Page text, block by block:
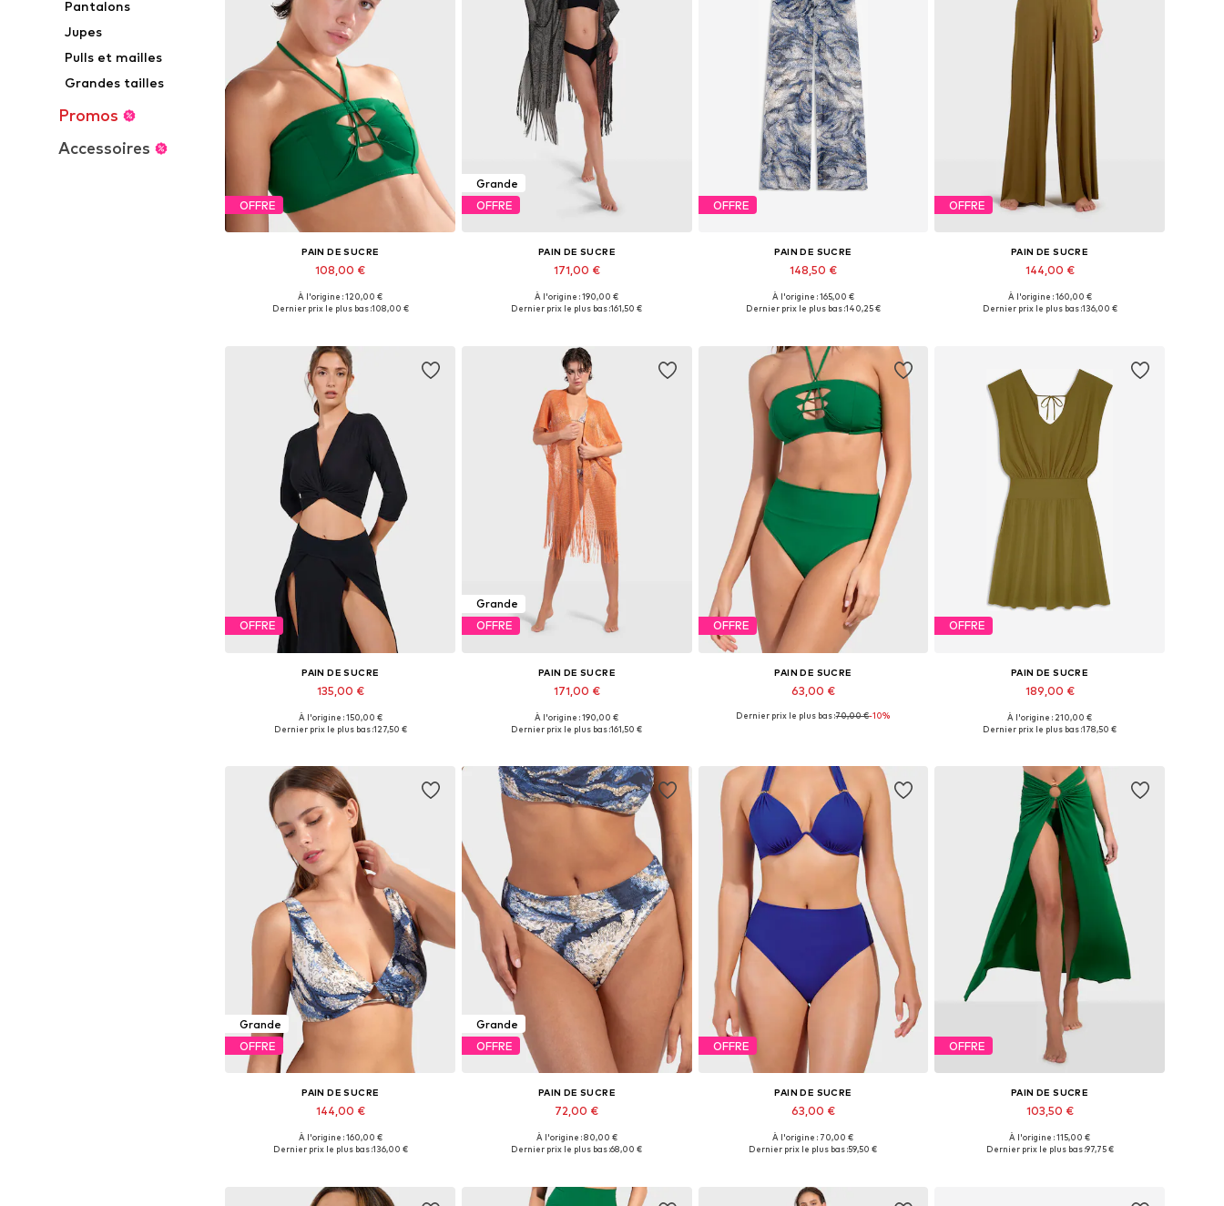
Pantalons
Jupes
Pulls et mailles
Grandes tailles
Promos
Accessoires
OFFRE
PAIN DE SUCRE
108,00 €
Tailles disponibles: 70, 75, 80
À l'origine : 120,00 €
Dernier prix le plus bas :108,00 €
Grande
OFFRE
PAIN DE SUCRE
171,00 €
Tailles disponibles: XS-XL
À l'origine : 190,00 €
Dernier prix le plus bas :161,50 €
OFFRE
PAIN DE SUCRE
148,50 €
Tailles disponibles: 34, 36, 38, 40
À l'origine : 165,00 €
Dernier prix le plus bas :140,25 €
OFFRE
PAIN DE SUCRE
144,00 €
Tailles disponibles: 34, 36, 38, 40
À l'origine : 160,00 €
Dernier prix le plus bas :136,00 €
OFFRE
PAIN DE SUCRE
135,00 €
Tailles disponibles: XS, S, M, L
À l'origine : 150,00 €
Dernier prix le plus bas :127,50 €
Grande
OFFRE
PAIN DE SUCRE
171,00 €
Tailles disponibles: XS-XL
À l'origine : 190,00 €
Dernier prix le plus bas :161,50 €
OFFRE
PAIN DE SUCRE
63,00 €
Tailles disponibles: XS, S, M, L
Dernier prix le plus bas :70,00 €-10%
OFFRE
PAIN DE SUCRE
189,00 €
Tailles disponibles: 34, 36, 38, 40
À l'origine : 210,00 €
Dernier prix le plus bas :178,50 €
Grande
OFFRE
PAIN DE SUCRE
144,00 €
Tailles disponibles: 70, 75, 80
À l'origine : 160,00 €
Dernier prix le plus bas :136,00 €
Grande
OFFRE
PAIN DE SUCRE
72,00 €
Tailles disponibles: XS, S, M, L, XL
À l'origine : 80,00 €
Dernier prix le plus bas :68,00 €
OFFRE
PAIN DE SUCRE
63,00 €
Tailles disponibles: XS, S, M, XL
À l'origine : 70,00 €
Dernier prix le plus bas :59,50 €
OFFRE
PAIN DE SUCRE
103,50 €
Tailles disponibles: XS, S, M
À l'origine : 115,00 €
Dernier prix le plus bas :97,75 €